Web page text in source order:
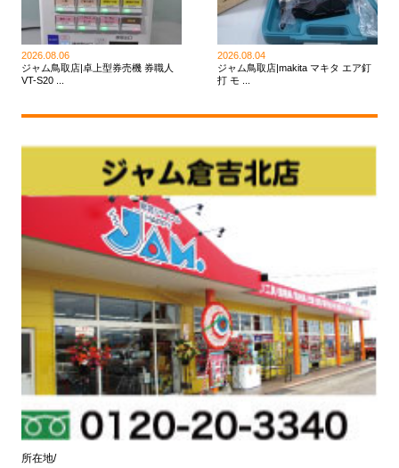
2026.08.06
ジャム鳥取店|卓上型券売機 券職人
VT-S20 ...
2026.08.04
ジャム鳥取店|makita マキタ エア釘
打 モ ...
所在地/